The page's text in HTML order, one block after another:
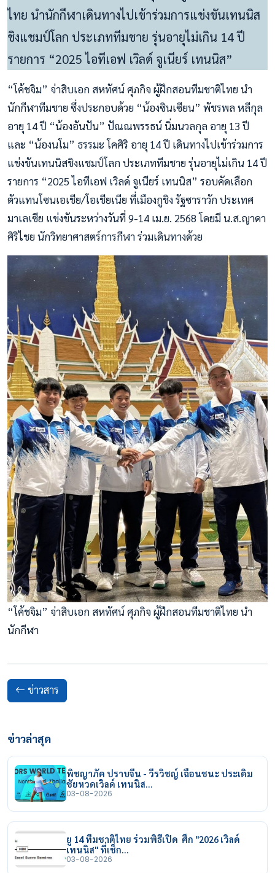
ไทย นำนักกีฬาเดินทางไปเข้าร่วมการแข่งขันเทนนิส
ชิงแชมป์โลก ประเภททีมชาย รุ่นอายุไม่เกิน 14 ปี
รายการ “2025 ไอทีเอฟ เวิลด์ จูเนียร์ เทนนิส”
“โค้ชจิม” จ่าสิบเอก สหทัศน์ ศุภกิจ ผู้ฝึกสอนทีมชาติไทย นำ
นักกีฬาทีมชาย ซึ่งประกอบด้วย “น้องซินเซียน” พัชรพล หลีกุล
อายุ 14 ปี “น้องอันปัน” ปัณณพรรธน์ นิ่มนวลกุล อายุ 13 ปี
และ “น้องนโม” ธรรมะ โคศิริ อายุ 14 ปี เดินทางไปเข้าร่วมการ
แข่งขันเทนนิสชิงแชมป์โลก ประเภททีมชาย รุ่นอายุไม่เกิน 14 ปี
รายการ “2025 ไอทีเอฟ เวิลด์ จูเนียร์ เทนนิส” รอบคัดเลือก
ตัวแทนโซนเอเชีย/โอเชียเนีย ที่เมืองกูชิง รัฐซาราวัก ประเทศ
มาเลเซีย แข่งขันระหว่างวันที่ 9-14 เม.ย. 2568 โดยมี น.ส.ญาดา
ศิริไชย นักวิทยาศาสตร์การกีฬา ร่วมเดินทางด้วย
“โค้ชจิม” จ่าสิบเอก สหทัศน์ ศุภกิจ ผู้ฝึกสอนทีมชาติไทย นำ
นักกีฬา
ข่าวสาร
ข่าวล่าสุด
พิชญาภัค ปราบจีน - วีรวิชญ์ เฉือนชนะ ประเดิม
ชัยหวดเวิลด์ เทนนิส…
03-08-2026
ยู 14 ทีมชาติไทย ร่วมพิธีเปิด ศึก "2026 เวิลด์
เทนนิส" ที่เช็ก…
03-08-2026